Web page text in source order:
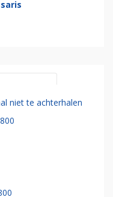
niet te achterhalen